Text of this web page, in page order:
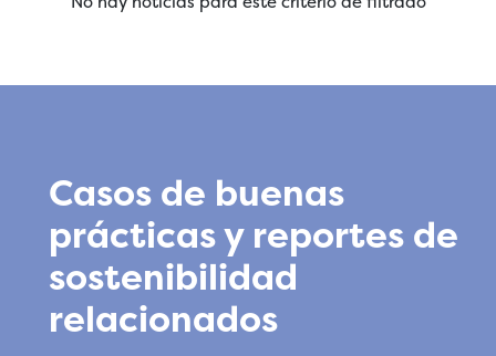
Casos de buenas
prácticas y reportes de
sostenibilidad
relacionados